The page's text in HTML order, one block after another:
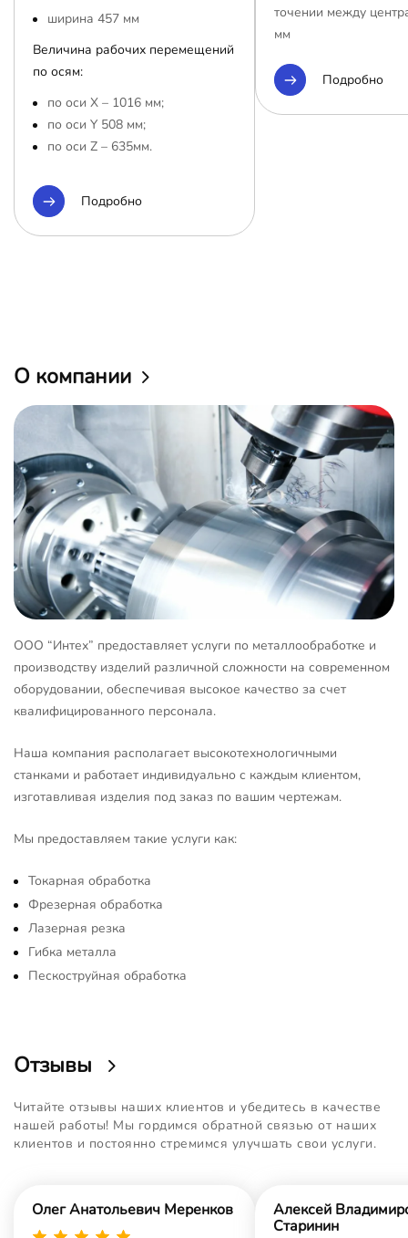
ширина 457 мм
Величина рабочих перемещений
по осям:
по оси Х – 1016 мм;
по оси Y 508 мм;
по оси Z – 635мм.
Подробно
точении между
мм
Подробно
О компании
ООО “Интех” предоставляет услуги по металлообработке и
производству изделий различной сложности на современном
оборудовании, обеспечивая высокое качество за счет
квалифицированного персонала.
Наша компания располагает высокотехнологичными
станками и работает индивидуально с каждым клиентом,
изготавливая изделия под заказ по вашим чертежам.
Мы предоставляем такие услуги как:
Токарная обработка
Фрезерная обработка
Лазерная резка
Гибка металла
Пескоструйная обработка
Отзывы
Читайте отзывы наших клиентов и убедитесь в качестве
нашей работы! Мы гордимся обратной связью от наших
клиентов и постоянно стремимся улучшать свои услуги.
Олег Анатольевич Меренков
Алексей
Старинин